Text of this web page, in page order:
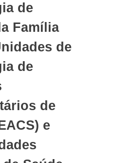
de
Família
de
de
de
e